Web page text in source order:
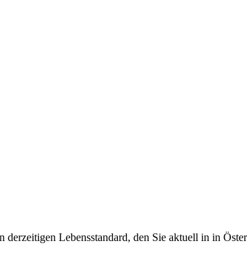
Lebensstandard, den Sie aktuell in in